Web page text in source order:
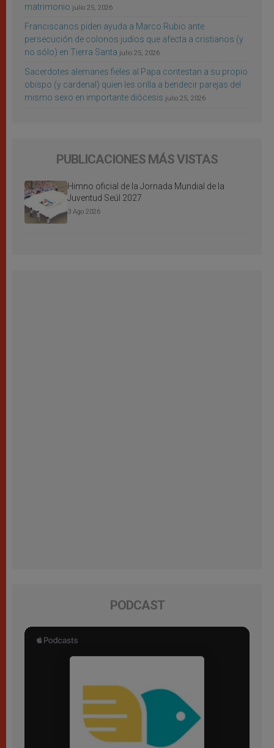
matrimonio julio 25, 2026
Franciscanos piden ayuda a Marco Rubio ante
persecución de colonos judíos que afecta a cristianos (y
no sólo) en Tierra Santa julio 25, 2026
Sacerdotes alemanes fieles al Papa contestan a su propio
obispo (y cardenal) quien les orilla a bendecir parejas del
mismo sexo en importante diócesis julio 25, 2026
PUBLICACIONES MÁS VISTAS
Himno oficial de la Jornada Mundial de la
Juventud Seúl 2027
3 Ago 2026
PODCAST